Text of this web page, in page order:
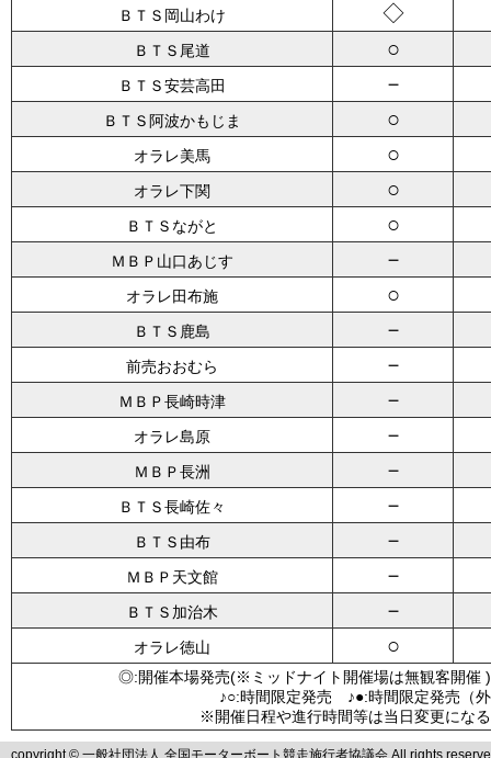
ＢＴＳ岡山わけ ◇
ＢＴＳ尾道 ○
ＢＴＳ安芸高田 －
ＢＴＳ阿波かもじま ○
オラレ美馬 ○
オラレ下関 ○
ＢＴＳながと ○
ＭＢＰ山口あじす －
オラレ田布施 ○
ＢＴＳ鹿島 －
前売おおむら －
ＭＢＰ長崎時津 －
オラレ島原 －
ＭＢＰ長洲 －
ＢＴＳ長崎佐々 －
ＢＴＳ由布 －
ＭＢＰ天文館 －
ＢＴＳ加治木 －
オラレ徳山 ○
◎:開催本場発売(※ミッドナイト開催場は無観客
♪○:時間限定発売 ♪●:時間限定発売
※開催日程や進行時間等は当日変更にな
copyright © 一般社団法人 全国モーターボート競走施行者協議会 All rights